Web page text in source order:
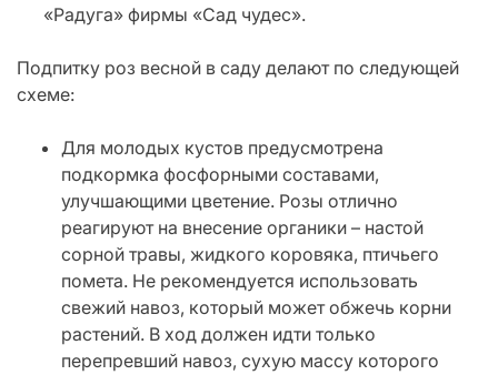
«Радуга» фирмы «Сад чудес».
Подпитку роз весной в саду делают по следующей
схеме:
Для молодых кустов предусмотрена
подкормка фосфорными составами,
улучшающими цветение. Розы отлично
реагируют на внесение органики – настой
сорной травы, жидкого коровяка, птичьего
помета. Не рекомендуется использовать
свежий навоз, который может обжечь корни
растений. В ход должен идти только
перепревший навоз, сухую массу которого